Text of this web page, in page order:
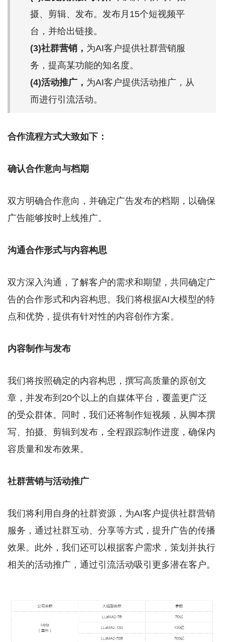
摄、剪辑、发布。发布月15个短视频平
台，并给出链接。
(3)社群营销， 为AI客户提供社群营销服
务，提高某功能的知名度。
(4)活动推广， 为AI客户提供活动推广，从
而进行引流活动。
合作流程方式大致如下：
确认合作意向与档期
双方明确合作意向，并确定广告发布的档期，以确保
广告能够按时上线推广。
沟通合作形式与内容构思
双方深入沟通，了解客户的需求和期望，共同确定广
告的合作形式和内容构思。我们将根据AI大模型的特
点和优势，提供有针对性的内容创作方案。
内容制作与发布
我们将按照确定的内容构思，撰写高质量的原创文
章，并发布到20个以上的自媒体平台，覆盖更广泛
的受众群体。同时，我们还将制作短视频，从脚本撰
写、拍摄、剪辑到发布，全程跟踪制作进度，确保内
容质量和发布效果。
社群营销与活动推广
我们将利用自身的社群资源，为AI客户提供社群营销
服务，通过社群互动、分享等方式，提升广告的传播
效果。此外，我们还可以根据客户需求，策划并执行
相关的活动推广，通过引流活动吸引更多潜在客户。